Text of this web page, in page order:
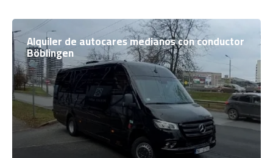
Alquiler de autocares medianos con conductor
Böblingen